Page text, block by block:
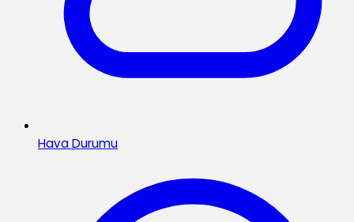
Hava Durumu